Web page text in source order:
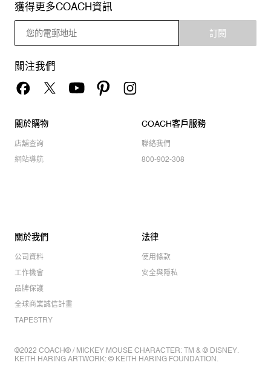
獲得更多COACH資訊
訂閱
關注我們
關於購物
店舖查詢
網站導航
COACH客戶服務
聯絡我們
800-902-308
關於我們
公司資料
工作機會
品牌保護
全球商業誠信計畫
TAPESTRY
法律
使用條款
安全與隱私
©2022 COACH® / MICKEY MOUSE CHARACTER: TM & © DISNEY.
KEITH HARING ARTWORK: © KEITH HARING FOUNDATION.